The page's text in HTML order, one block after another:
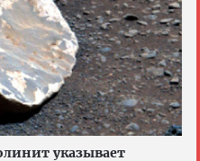
указывает